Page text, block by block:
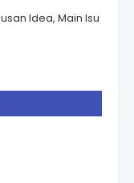
Idea, Main Isu